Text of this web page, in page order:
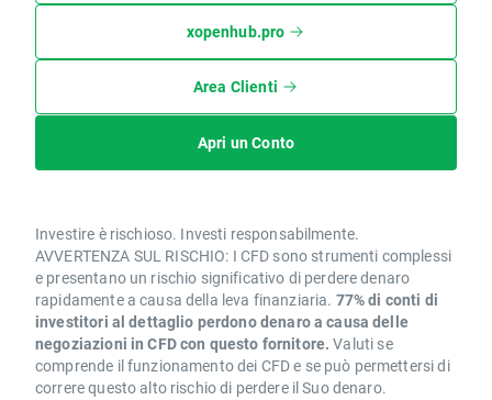
xopenhub.pro
Area Clienti
Apri un Conto
Investire è rischioso. Investi responsabilmente.
AVVERTENZA SUL RISCHIO: I CFD sono strumenti complessi
e presentano un rischio significativo di perdere denaro
rapidamente a causa della leva finanziaria. 77% di conti di
investitori al dettaglio perdono denaro a causa delle
negoziazioni in CFD con questo fornitore. Valuti se
comprende il funzionamento dei CFD e se può permettersi di
correre questo alto rischio di perdere il Suo denaro.